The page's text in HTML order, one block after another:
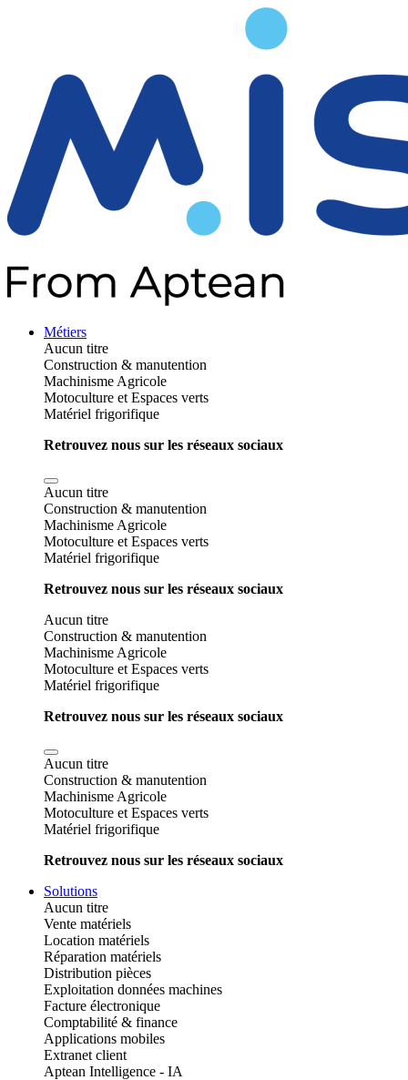
Métiers
Aucun titre
Construction & manutention
Machinisme Agricole
Motoculture et Espaces verts
Matériel frigorifique
Retrouvez nous sur les réseaux sociaux
Aucun titre
Construction & manutention
Machinisme Agricole
Motoculture et Espaces verts
Matériel frigorifique
Retrouvez nous sur les réseaux sociaux
Aucun titre
Construction & manutention
Machinisme Agricole
Motoculture et Espaces verts
Matériel frigorifique
Retrouvez nous sur les réseaux sociaux
Aucun titre
Construction & manutention
Machinisme Agricole
Motoculture et Espaces verts
Matériel frigorifique
Retrouvez nous sur les réseaux sociaux
Solutions
Aucun titre
Vente matériels
Location matériels
Réparation matériels
Distribution pièces
Exploitation données machines
Facture électronique
Comptabilité & finance
Applications mobiles
Extranet client
Aptean Intelligence - IA